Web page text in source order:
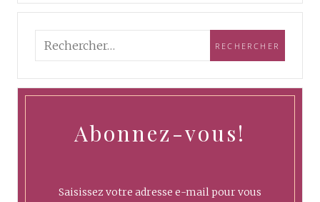
Abonnez-vous!
Saisissez votre adresse e-mail pour vous